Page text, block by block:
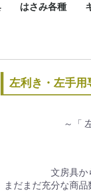
はさみ各種
左利き・左手用
～「
文房具か
まだまだ充分な商